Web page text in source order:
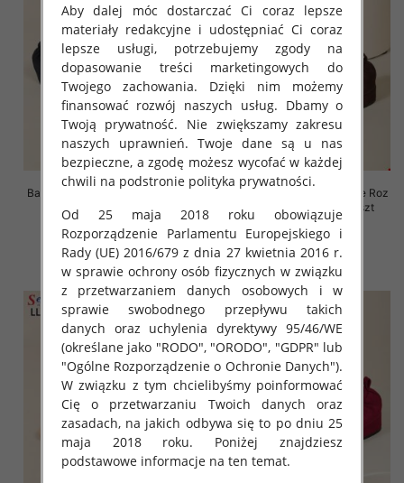
Balerinki/ Espadryle damskie Roz
36-41, 1 kolor Paczka 8 szt
39.00 zł
szczegóły
Balerinki/ Espadryle damskie Roz
36-41, 1 kolor Paczka 8 szt
39.00 zł
szczegóły
Aby dalej móc dostarczać Ci coraz lepsze
materiały redakcyjne i udostępniać Ci coraz
lepsze usługi, potrzebujemy zgody na
dopasowanie treści marketingowych do
Twojego zachowania. Dzięki nim możemy
finansować rozwój naszych usług. Dbamy o
Twoją prywatność. Nie zwiększamy zakresu
naszych uprawnień. Twoje dane są u nas
bezpieczne, a zgodę możesz wycofać w każdej
chwili na podstronie polityka prywatności.
Od 25 maja 2018 roku obowiązuje
Rozporządzenie Parlamentu Europejskiego i
Rady (UE) 2016/679 z dnia 27 kwietnia 2016 r.
w sprawie ochrony osób fizycznych w związku
z przetwarzaniem danych osobowych i w
sprawie swobodnego przepływu takich
danych oraz uchylenia dyrektywy 95/46/WE
(określane jako "RODO", "ORODO", "GDPR" lub
"Ogólne Rozporządzenie o Ochronie Danych").
W związku z tym chcielibyśmy poinformować
Cię o przetwarzaniu Twoich danych oraz
zasadach, na jakich odbywa się to po dniu 25
maja 2018 roku. Poniżej znajdziesz
podstawowe informacje na ten temat.